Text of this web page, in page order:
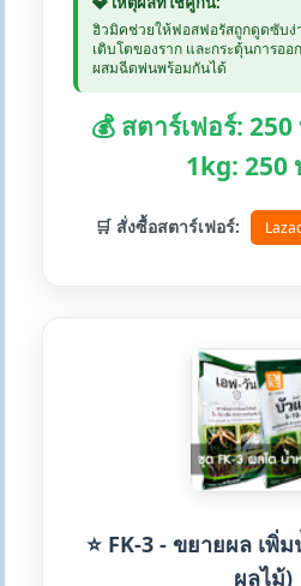
ฮิวมิคช่วยให้ฟอสฟอรัสถูกดูดซับง่
เติบโตของราก และกระตุ้นการอ
ผสมฉีดพ่นพร้อมกันได้
💰 สตาร์เฟอร์:
1kg: 250
🛒 สั่งซื้อสตาร์เฟอร์:
⭐ FK-3 - ขยายผล เพิ่
ผลไม้)